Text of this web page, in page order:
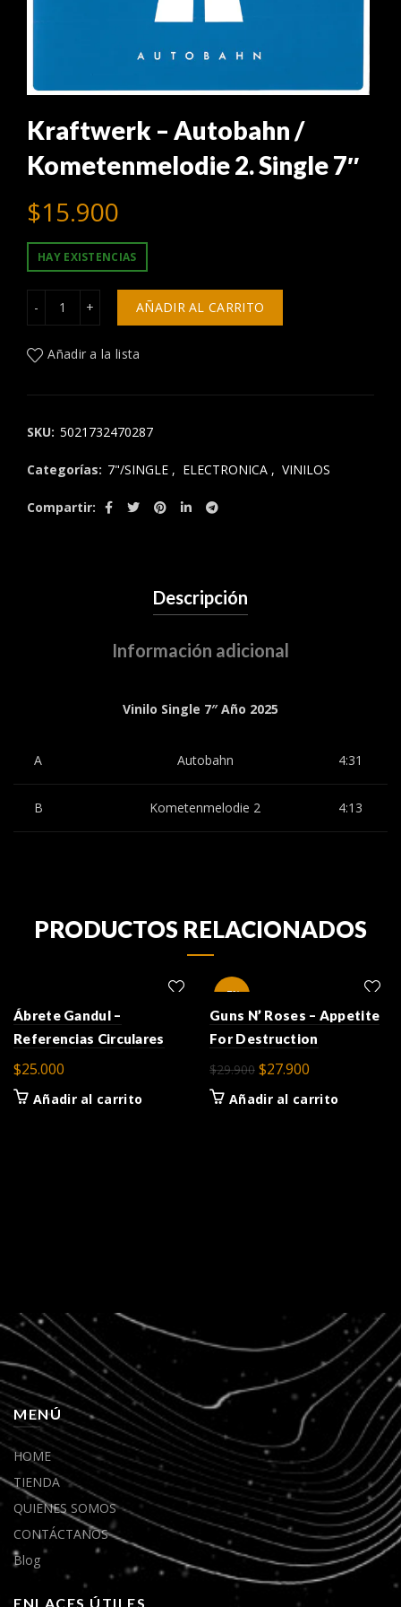
Kraftwerk – Autobahn /
Kometenmelodie 2. Single 7″
$15.900
HAY EXISTENCIAS
Kraftwerk – Autobahn / Kometenmelodie 2. Single 7"
AÑADIR AL CARRITO
Añadir a la lista
SKU: 5021732470287
Categorías: 7"/SINGLE , ELECTRONICA , VINILOS
Compartir
Descripción
Información adicional
Vinilo Single 7″ Año 2025
A Autobahn 4:31
B Kometenmelodie 2 4:13
PRODUCTOS RELACIONADOS
Ábrete Gandul –
Referencias Circulares
$25.000
Añadir al carrito
-7%
Guns N’ Roses – Appetite
For Destruction
$29.900 El
precio
$27.900
precio
Añadir al carrito
MENÚ
HOME
TIENDA
QUIENES SOMOS
CONTÁCTANOS
Blog
ENLACES ÚTILES